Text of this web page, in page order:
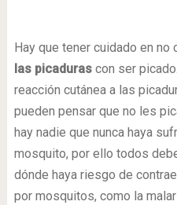
Hay que tener cuidado en no
las picadurascon ser
reacción cutánea a las
pueden pensar que no les
hay nadie que nunca haya
mosquito, por ello todos
dónde haya riesgo de
por mosquitos, como la